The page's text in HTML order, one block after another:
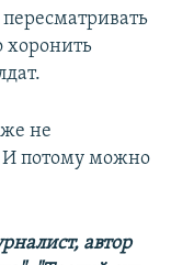
хоронить
не
И потому можно
автор